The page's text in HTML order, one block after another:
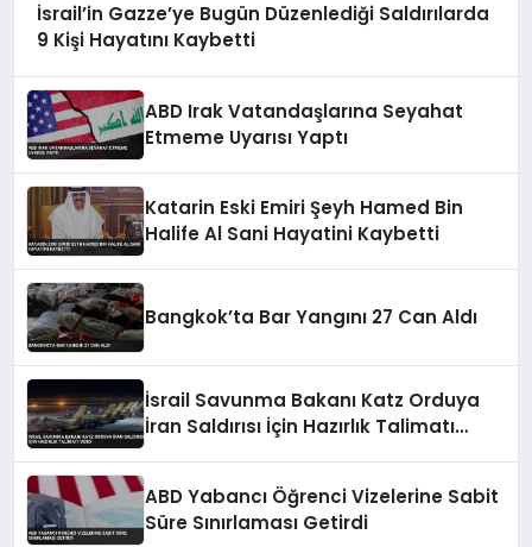
İsrail’in Gazze’ye Bugün Düzenlediği Saldırılarda
9 Kişi Hayatını Kaybetti
ABD Irak Vatandaşlarına Seyahat
Etmeme Uyarısı Yaptı
Katarin Eski Emiri Şeyh Hamed Bin
Halife Al Sani Hayatini Kaybetti
Bangkok’ta Bar Yangını 27 Can Aldı
İsrail Savunma Bakanı Katz Orduya
İran Saldırısı İçin Hazırlık Talimatı
ABD Yabancı Öğrenci Vizelerine Sabit
Süre Sınırlaması Getirdi